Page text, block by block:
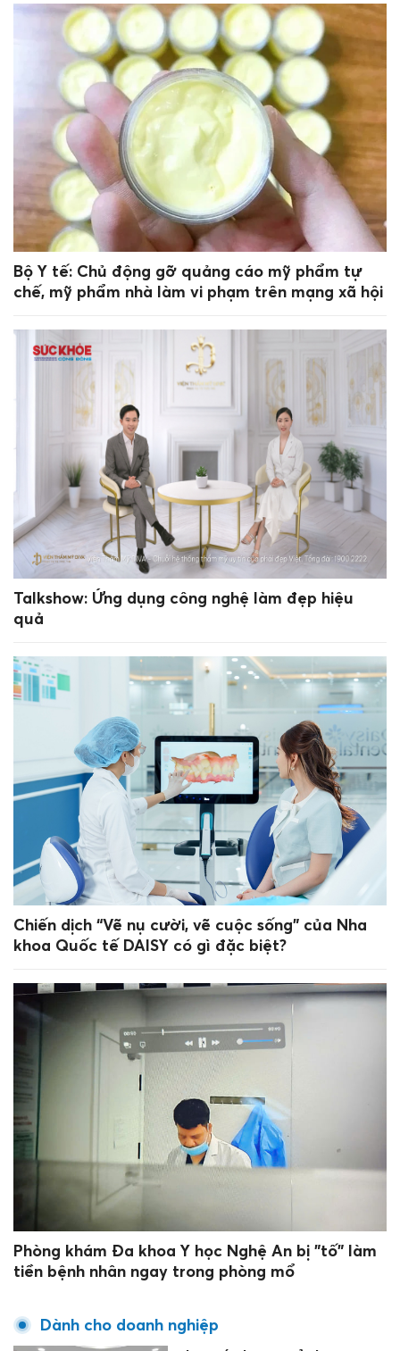
Bộ Y tế: Chủ động gỡ quảng cáo mỹ phẩm tự
chế, mỹ phẩm nhà làm vi phạm trên mạng xã hội
Talkshow: Ứng dụng công nghệ làm đẹp hiệu
quả
Chiến dịch “Vẽ nụ cười, vẽ cuộc sống” của Nha
khoa Quốc tế DAISY có gì đặc biệt?
Phòng khám Đa khoa Y học Nghệ An bị "tố" làm
tiền bệnh nhân ngay trong phòng mổ
Dành cho doanh nghiệp